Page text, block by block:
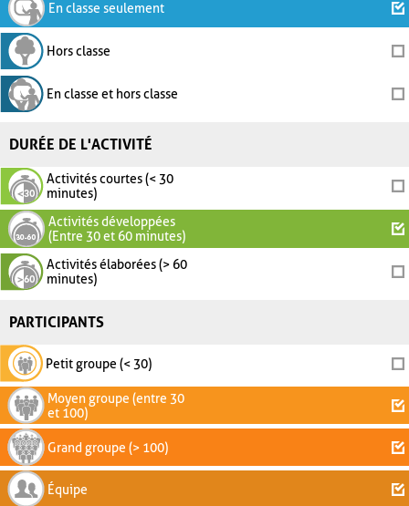
En classe seulement
Hors classe
En classe et hors classe
DURÉE DE L'ACTIVITÉ
Activités courtes (< 30
minutes)
Activités développées
(Entre 30 et 60 minutes)
Activités élaborées (> 60
minutes)
PARTICIPANTS
Petit groupe (< 30)
Moyen groupe (entre 30
et 100)
Grand groupe (> 100)
Équipe